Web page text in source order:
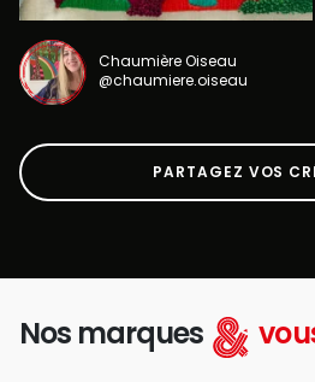
Chaumière Oiseau
@chaumiere.oiseau
PARTAGEZ VOS
Nos marques